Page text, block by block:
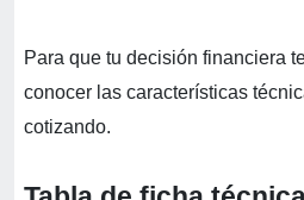
Para que tu decisión financiera
conocer las características
cotizando.